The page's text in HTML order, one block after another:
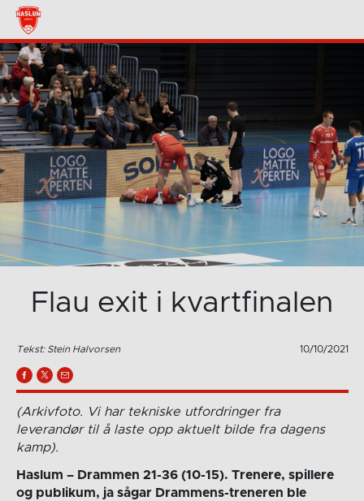
Flau exit i kvartfinalen
Tekst: Stein Halvorsen 10/10/2021
(Arkivfoto. Vi har tekniske utfordringer fra
leverandør til å laste opp aktuelt bilde fra dagens
kamp).
Haslum – Drammen 21-36 (10-15). Trenere, spillere
og publikum, ja sågar Drammens-treneren ble